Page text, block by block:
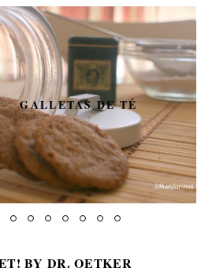
DE TÉ
BY DR. OETKER